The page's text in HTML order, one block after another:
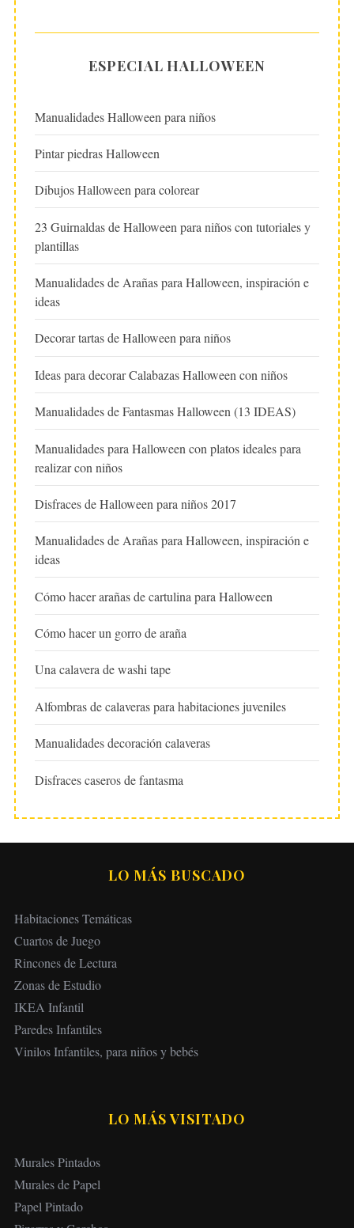
ESPECIAL HALLOWEEN
Manualidades Halloween para niños
Pintar piedras Halloween
Dibujos Halloween para colorear
23 Guirnaldas de Halloween para niños con tutoriales y
plantillas
Manualidades de Arañas para Halloween, inspiración e
ideas
Decorar tartas de Halloween para niños
Ideas para decorar Calabazas Halloween con niños
Manualidades de Fantasmas Halloween (13 IDEAS)
Manualidades para Halloween con platos ideales para
realizar con niños
Disfraces de Halloween para niños 2017
Manualidades de Arañas para Halloween, inspiración e
ideas
Cómo hacer arañas de cartulina para Halloween
Cómo hacer un gorro de araña
Una calavera de washi tape
Alfombras de calaveras para habitaciones juveniles
Manualidades decoración calaveras
Disfraces caseros de fantasma
LO MÁS BUSCADO
Habitaciones Temáticas
Cuartos de Juego
Rincones de Lectura
Zonas de Estudio
IKEA Infantil
Paredes Infantiles
Vinilos Infantiles, para niños y bebés
LO MÁS VISITADO
Murales Pintados
Murales de Papel
Papel Pintado